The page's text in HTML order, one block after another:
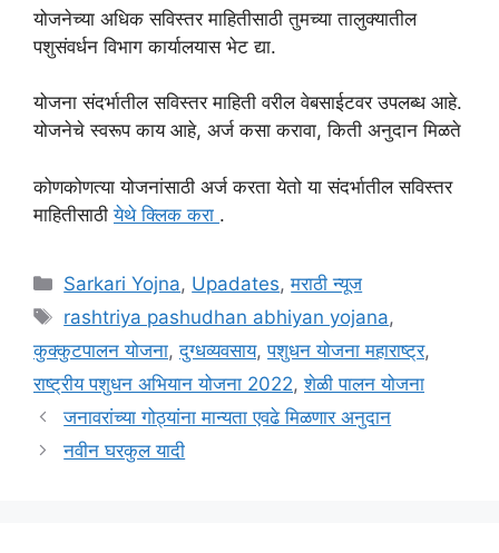
योजनेच्या अधिक सविस्तर माहितीसाठी तुमच्या तालुक्यातील
पशुसंवर्धन विभाग कार्यालयास भेट द्या.
योजना संदर्भातील सविस्तर माहिती वरील वेबसाईटवर उपलब्ध आहे.
योजनेचे स्वरूप काय आहे, अर्ज कसा करावा, किती अनुदान मिळते
कोणकोणत्या योजनांसाठी अर्ज करता येतो या संदर्भातील सविस्तर
माहितीसाठीयेथे क्लिक करा .
Categories
Sarkari Yojna, Upadates,मराठी न्यूज
Tags
rashtriya pashudhan abhiyan yojana,
कुक्कुटपालन योजना,दुग्धव्यवसाय,पशुधन योजना महाराष्ट्र,
राष्ट्रीय पशुधन अभियान योजना 2022,शेळी पालन योजना
जनावरांच्या गोठ्यांना मान्यता एवढे मिळणार अनुदान
नवीन घरकुल यादी